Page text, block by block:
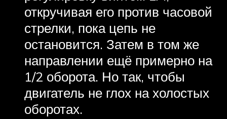
откручивая его против часовой
стрелки, пока цепь не
остановится. Затем в том же
направлении ещё примерно на
1/2 оборота. Но так, чтобы
двигатель не глох на холостых
оборотах.